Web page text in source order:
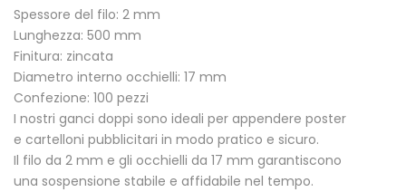
Spessore del filo: 2 mm
Lunghezza: 500 mm
Finitura: zincata
Diametro interno occhielli: 17 mm
Confezione: 100 pezzi
I nostri ganci doppi sono ideali per appendere poster
e cartelloni pubblicitari in modo pratico e sicuro.
Il filo da 2 mm e gli occhielli da 17 mm garantiscono
una sospensione stabile e affidabile nel tempo.